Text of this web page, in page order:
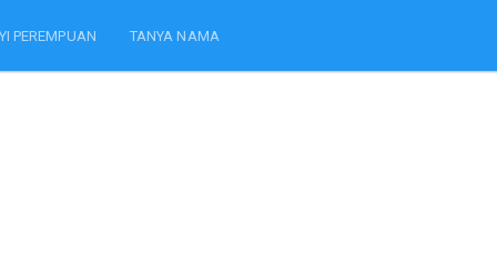
PEREMPUAN TANYA NAMA